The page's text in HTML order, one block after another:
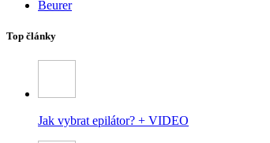
Beurer
Top články
Jak vybrat epilátor? + VIDEO